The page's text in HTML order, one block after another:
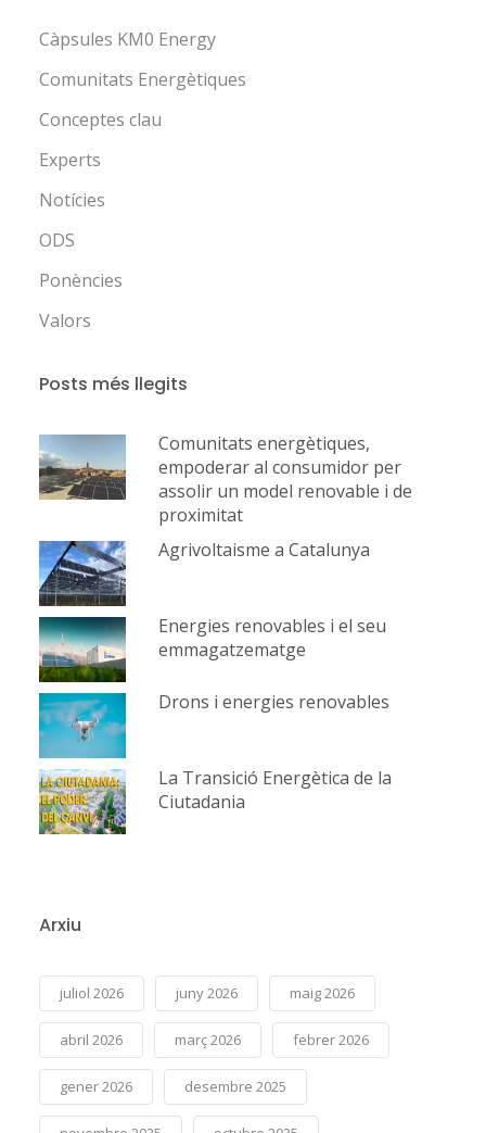
Càpsules KM0 Energy
Comunitats Energètiques
Conceptes clau
Experts
Notícies
ODS
Ponències
Valors
Posts més llegits
Comunitats energètiques,
empoderar al consumidor per
assolir un model renovable i de
proximitat
Agrivoltaisme a Catalunya
Energies renovables i el seu
emmagatzematge
Drons i energies renovables
La Transició Energètica de la
Ciutadania
Arxiu
juliol 2026 juny 2026 maig 2026
abril 2026 març 2026 febrer 2026
gener 2026 desembre 2025